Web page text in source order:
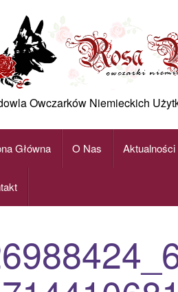
Owczarków Niemieckich
Główna O Nas Aktualności